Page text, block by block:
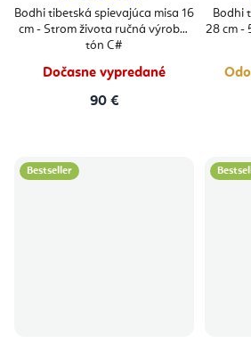
Bodhi tibetská spievajúca misa 16
cm - Strom života ručná výroba,
tón C#
produktu
je
5,0
hviezdičiek.
Dočasne vypredané
90 €
Bodhi
28 cm -
Bestseller